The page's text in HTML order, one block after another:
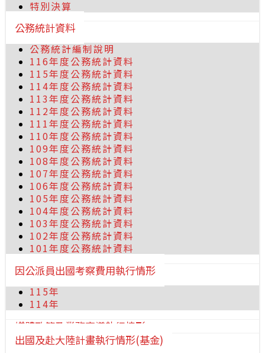
特別決算
公務統計資料
公務統計編制說明
116年度公務統計資料
115年度公務統計資料
114年度公務統計資料
113年度公務統計資料
112年度公務統計資料
111年度公務統計資料
110年度公務統計資料
109年度公務統計資料
108年度公務統計資料
107年度公務統計資料
106年度公務統計資料
105年度公務統計資料
104年度公務統計資料
103年度公務統計資料
102年度公務統計資料
101年度公務統計資料
因公派員出國考察費用執行情形
115年
114年
媒體政策及業務宣導執行情形
出國及赴大陸計畫執行情形(基金)